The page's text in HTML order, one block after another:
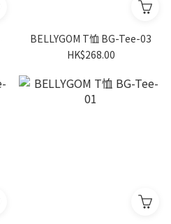
BELLYGOM T恤 BG-Tee-03
HK$268.00